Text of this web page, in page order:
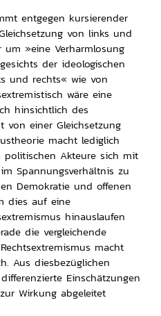
entgegen kursierender
von links und
»eine Verharmlosung
der ideologischen
und rechts« wie von
wäre eine
hinsichtlich des
von einer Gleichsetzung
macht lediglich
politischen Akteure sich mit
Spannungsverhältnis zu
Demokratie und offenen
dies auf eine
hinauslaufen
die vergleichende
macht
Aus diesbezüglichen
Einschätzungen
Wirkung abgeleitet